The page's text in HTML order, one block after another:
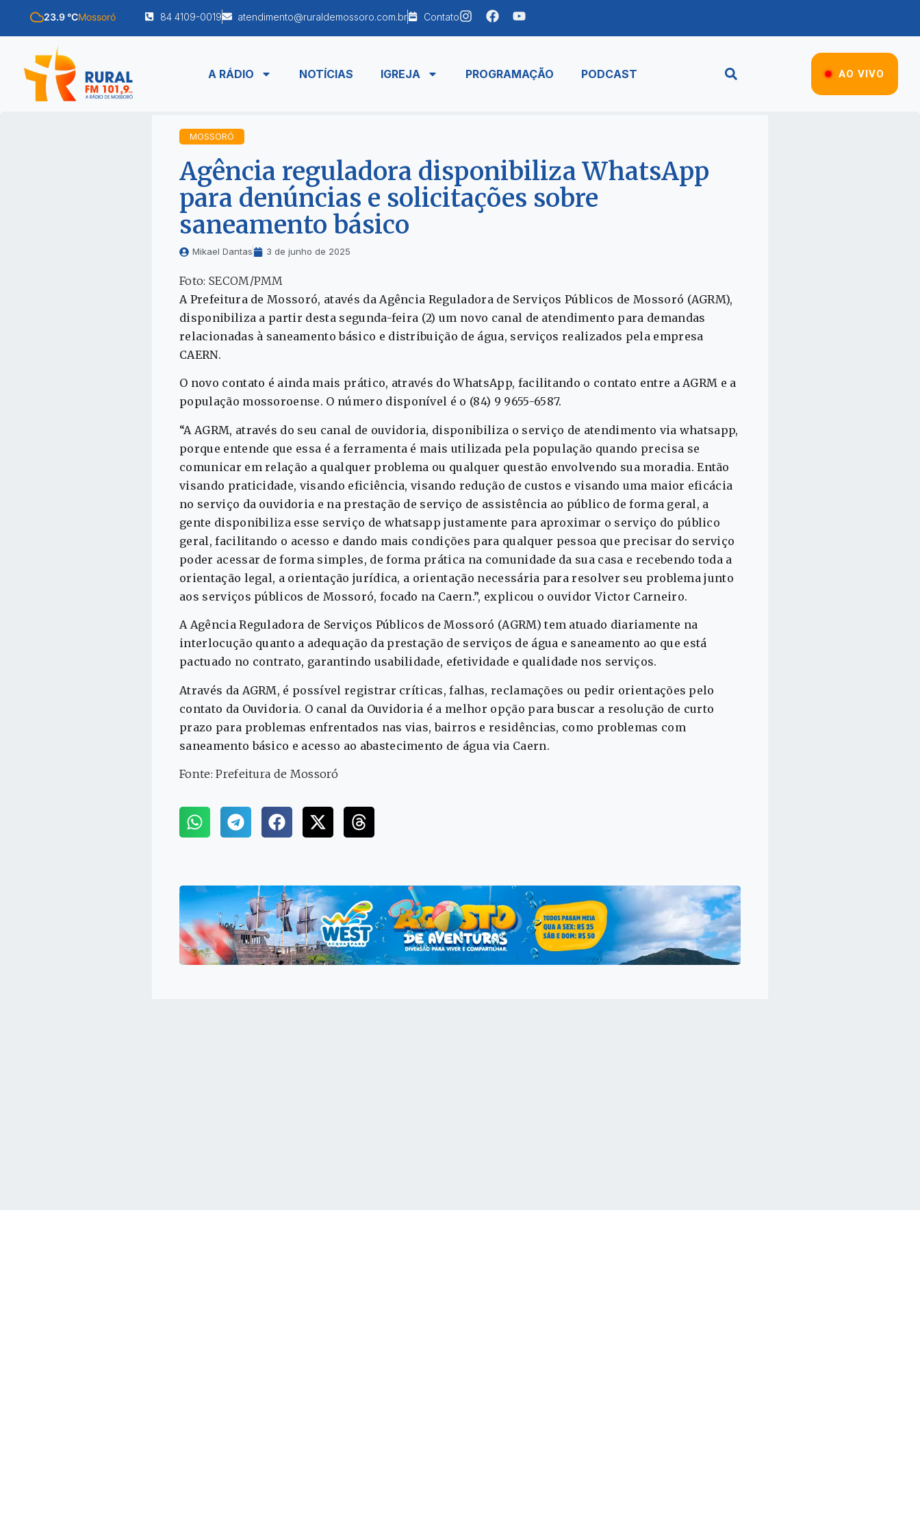
23.9 °CMossoró 84 4109-0019 atendimento@ruraldemossoro.com.br Contato
A RÁDIO NOTÍCIAS IGREJA PROGRAMAÇÃO PODCAST AO VIVO
MOSSORÓ
Agência reguladora disponibiliza WhatsApp
para denúncias e solicitações sobre
saneamento básico
Mikael Dantas 3 de junho de 2025
Foto: SECOM/PMM
A Prefeitura de Mossoró, atavés da Agência Reguladora de Serviços Públicos de Mossoró (AGRM),
disponibiliza a partir desta segunda-feira (2) um novo canal de atendimento para demandas
relacionadas à saneamento básico e distribuição de água, serviços realizados pela empresa
CAERN.
O novo contato é ainda mais prático, através do WhatsApp, facilitando o contato entre a AGRM e a
população mossoroense. O número disponível é o (84) 9 9655-6587.
“A AGRM, através do seu canal de ouvidoria, disponibiliza o serviço de atendimento via whatsapp,
porque entende que essa é a ferramenta é mais utilizada pela população quando precisa se
comunicar em relação a qualquer problema ou qualquer questão envolvendo sua moradia. Então
visando praticidade, visando eficiência, visando redução de custos e visando uma maior eficácia
no serviço da ouvidoria e na prestação de serviço de assistência ao público de forma geral, a
gente disponibiliza esse serviço de whatsapp justamente para aproximar o serviço do público
geral, facilitando o acesso e dando mais condições para qualquer pessoa que precisar do serviço
poder acessar de forma simples, de forma prática na comunidade da sua casa e recebendo toda a
orientação legal, a orientação jurídica, a orientação necessária para resolver seu problema junto
aos serviços públicos de Mossoró, focado na Caern.”, explicou o ouvidor Victor Carneiro.
A Agência Reguladora de Serviços Públicos de Mossoró (AGRM) tem atuado diariamente na
interlocução quanto a adequação da prestação de serviços de água e saneamento ao que está
pactuado no contrato, garantindo usabilidade, efetividade e qualidade nos serviços.
Através da AGRM, é possível registrar críticas, falhas, reclamações ou pedir orientações pelo
contato da Ouvidoria. O canal da Ouvidoria é a melhor opção para buscar a resolução de curto
prazo para problemas enfrentados nas vias, bairros e residências, como problemas com
saneamento básico e acesso ao abastecimento de água via Caern.
Fonte: Prefeitura de Mossoró